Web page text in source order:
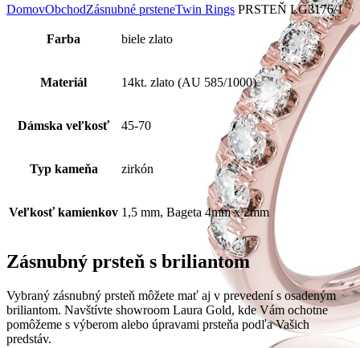
DomovObchodZásnubné prsteneTwin Rings PRSTEŇ LG3176/1
Farba biele zlato
Materiál 14kt. zlato (AU 585/1000)
Dámska veľkosť 45-70
Typ kameňa zirkón
Veľkosť kamienkov 1,5 mm, Bageta 4mm x 2mm
Zásnubný prsteň s briliantom
Vybraný zásnubný prsteň môžete mať aj v prevedení s osadeným
briliantom. Navštívte showroom Laura Gold, kde Vám ochotne
pomôžeme s výberom alebo úpravami prsteňa podľa Vašich
predstáv.